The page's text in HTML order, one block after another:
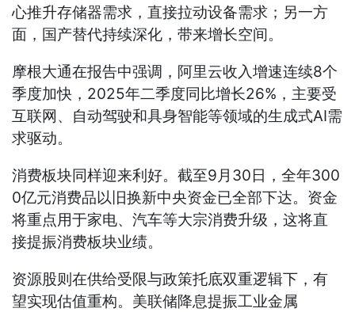
心推升存储器需求，直接拉动设备需求；另一方
面，国产替代持续深化，带来增长空间。
摩根大通在报告中强调，阿里云收入增速连续8个
季度加快，2025年二季度同比增长26%，主要受
互联网、自动驾驶和具身智能等领域的生成式AI需
求驱动。
消费板块同样迎来利好。截至9月30日，全年300
0亿元消费品以旧换新中央资金已全部下达。资金
将重点用于家电、汽车等大宗消费升级，这将直
接提振消费板块业绩。
资源股则在供给受限与政策托底双重逻辑下，有
望实现估值重构。美联储降息提振工业金属